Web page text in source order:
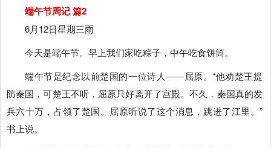
端午节周记 篇2
6月12日星期三雨
今天是端午节。早上我们家吃粽子，中午吃食饼筒。
端午节是纪念以前楚国的一位诗人――屈原。“他劝楚王提
防秦国，可楚王不听，屈原只好离开了宫殿。不久，秦国真的发
兵六十万，占领了楚国。屈原听说了这个消息，跳进了江里。”
书上说。